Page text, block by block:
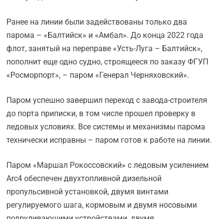
Ранее на линии были задействованы только два
парома – «Балтийск» и «Амбал». До конца 2022 года
флот, занятый на переправе «Усть-Луга – Балтийск»,
пополнит еще одно судно, строящееся по заказу ФГУП
«Росморпорт», – паром «Генерал Черняховский».
Паром успешно завершил переход с завода-строителя
до порта приписки, в том числе прошел проверку в
ледовых условиях. Все системы и механизмы парома
технически исправны – паром готов к работе на линии.
Паром «Маршал Рокоссовский» c ледовым усилением
Arc4 обеспечен двухтопливной дизельной
пропульсивной установкой, двумя винтами
регулируемого шага, кормовым и двумя носовыми